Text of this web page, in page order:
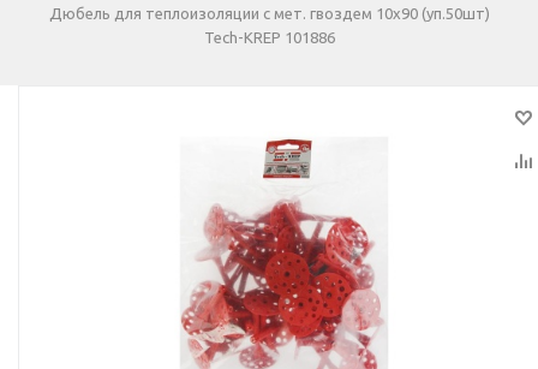
Дюбель для теплоизоляции с мет. гвоздем 10х90 (уп.50шт)
Tech-KREP 101886